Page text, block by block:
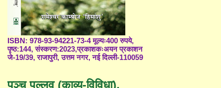
ISBN: 978-93-94221-73-4 मूल्यः400 रुपये,
पृष्ठ:144, संस्करण:2023,प्रकाशकःअयन प्रकाशन
जे-19/39, राजापुरी, उत्तम नगर, नई दिल्ली-110059
पञ्च पल्लव (काव्य-विविधा),